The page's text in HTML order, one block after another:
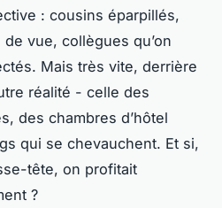
: cousins éparpillés,
vue, collègues qu’on
Mais très vite, derrière
réalité - celle des
des chambres d’hôtel
qui se chevauchent. Et si,
tête, on profitait
?